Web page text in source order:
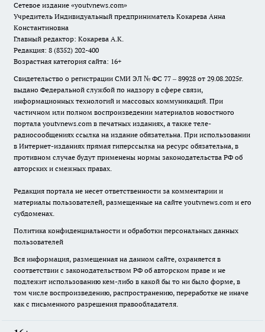
Сетевое издание «youtvnews.com»
Учредитель Индивидуальный предприниматель Кокарева Анна
Константиновна
Главный редактор: Кокарева А.К.
Редакция: 8 (8352) 202-400
Возрастная категория сайта: 16+
Свидетельство о регистрации СМИ ЭЛ № ФС 77 – 89928 от 29.08.2025г.
выдано Федеральной службой по надзору в сфере связи,
информационных технологий и массовых коммуникаций. При
частичном или полном воспроизведении материалов новостного
портала youtvnews.com в печатных изданиях, а также теле-
радиосообщениях ссылка на издание обязательна. При использовании
в Интернет-изданиях прямая гиперссылка на ресурс обязательна, в
противном случае будут применены нормы законодательства РФ об
авторских и смежных правах.
Редакция портала не несет ответственности за комментарии и
материалы пользователей, размещенные на сайте youtvnews.com и его
субдоменах.
Политика конфиденциальности и обработки персональных данных
пользователей
Вся информация, размещенная на данном сайте, охраняется в
соответствии с законодательством РФ об авторском праве и не
подлежит использованию кем-либо в какой бы то ни было форме, в
том числе воспроизведению, распространению, переработке не иначе
как с письменного разрешения правообладателя.